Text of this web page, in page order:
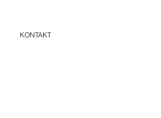
KONTAKT